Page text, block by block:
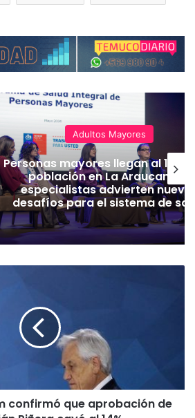
Adultos Mayores
Personas mayores llegan al 14%
población en La Araucanía y
especialistas advierten
desafíos para el sistema de
confirmó que aprobación de